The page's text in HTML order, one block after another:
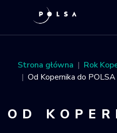
O Agencji
Misja IGNIS
Strona główna
Rok
Od Kopernika do POLSA
OD